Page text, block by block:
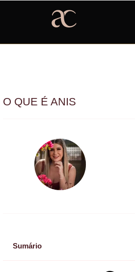
O QUE É ANIS
Sumário